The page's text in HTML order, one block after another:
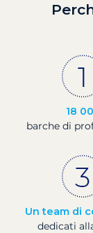
18
barche di
Un team di
dedicati